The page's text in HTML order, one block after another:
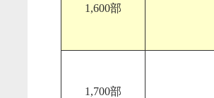
1,600部
1,700部